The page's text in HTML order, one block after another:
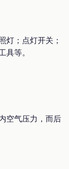
灯；点灯开关；
等。
空气压力，而后